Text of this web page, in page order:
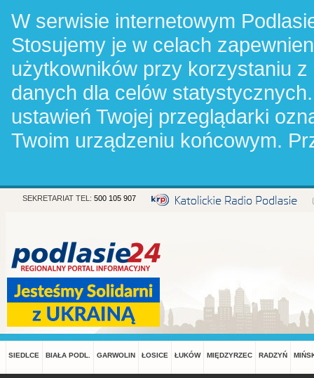
W serwisie internetowym
Stosujemy je w celach
użytkowników przy korzystaniu
danych dla celów
ustawień Twojej przeglądarki
Twoim urządzeniu końcowym.
SEKRETARIAT TEL: 500 105 907
SIEDLCE BIAŁA PODL. GARWOLIN ŁOSICE ŁUKÓW MIĘDZYRZEC RADZYŃ